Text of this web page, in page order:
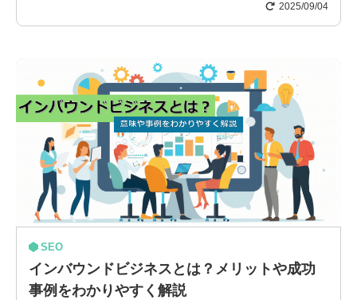
2025/09/04
SEO
インバウンドビジネスとは？メリットや成功
事例をわかりやすく解説